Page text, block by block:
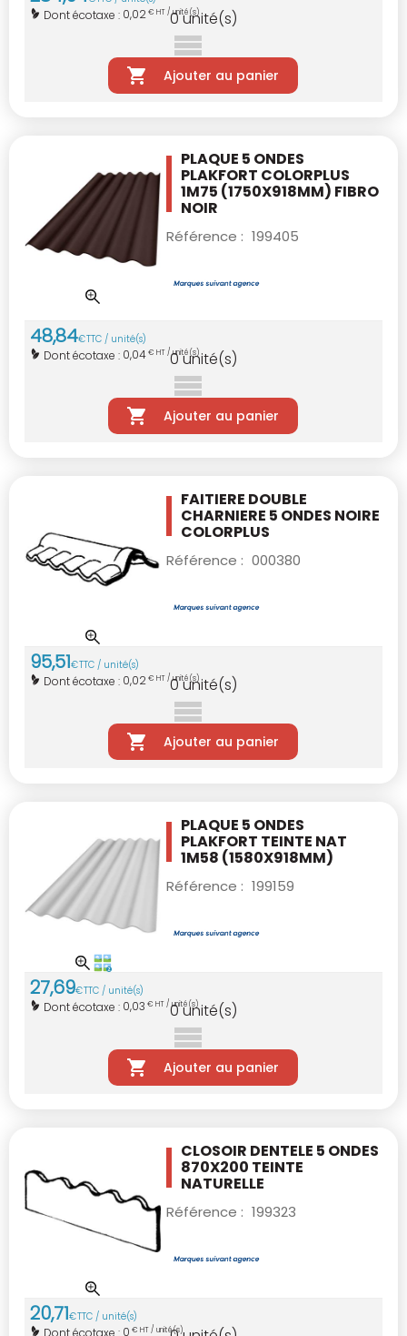
Dont écotaxe : 0,02€ HT / unité(s)
0 unité(s)
Ajouter au panier
PLAQUE 5 ONDES
PLAKFORT COLORPLUS
1M75 (1750X918MM) FIBRO
NOIR
Référence : 199405
48,84€TTC / unité(s)
Dont écotaxe : 0,04€ HT / unité(s)
0 unité(s)
Ajouter au panier
FAITIERE DOUBLE
CHARNIERE 5 ONDES NOIRE
COLORPLUS
Référence : 000380
95,51€TTC / unité(s)
Dont écotaxe : 0,02€ HT / unité(s)
0 unité(s)
Ajouter au panier
PLAQUE 5 ONDES
PLAKFORT TEINTE NAT
1M58 (1580X918MM)
Référence : 199159
27,69€TTC / unité(s)
Dont écotaxe : 0,03 € HT / unité(s)
0unité(s)
Ajouter au panier
CLOSOIR DENTELE 5 ONDES
870X200 TEINTE
NATURELLE
Référence : 199323
20,71€TTC / unité(s)
Dont écotaxe : 0 € HT / unité(s)